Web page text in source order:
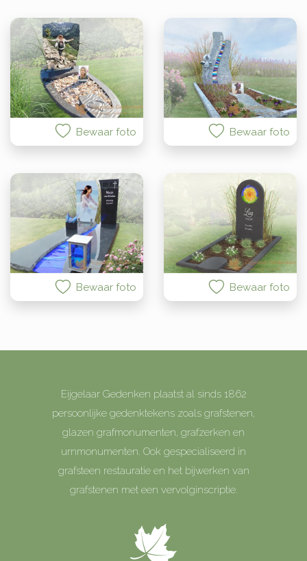
Bewaar foto Bewaar foto
Bewaar foto Bewaar foto
Eijgelaar Gedenken plaatst al sinds 1862
persoonlijke gedenktekens zoals grafstenen,
glazen grafmonumenten, grafzerken en
urnmonumenten. Ook gespecialiseerd in
grafsteen restauratie en het bijwerken van
grafstenen met een vervolginscriptie.